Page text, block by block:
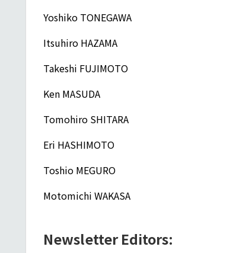
Yoshiko TONEGAWA
Itsuhiro HAZAMA
Takeshi FUJIMOTO
Ken MASUDA
Tomohiro SHITARA
Eri HASHIMOTO
Toshio MEGURO
Motomichi WAKASA
Newsletter Editors: